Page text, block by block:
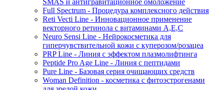
SMAS и антигравитационное омоложение
Full Spectrum - Процедура комплексного действия
Reti Vecti Line - Инновационное применение
векторного ретинола с витаминами A,Е,С
Neuro Sensi Line - Нейрокосметика для
гиперчувствительной кожи с куперозом/розацеа
PRP Line - Линия с эффектом плазмолифтинга
Peptide Pro Age Line - Линия с пептидами
Pure Line - Базовая серия очищающих средств
Woman Definition - косметика с фитоэстрогенами